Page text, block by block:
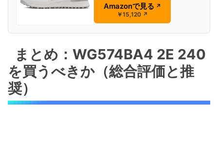
Amazonで見る ↗
￥15,120 ↗
まとめ：WG574BA4 2E 240
を買うべきか（総合評価と推
奨）